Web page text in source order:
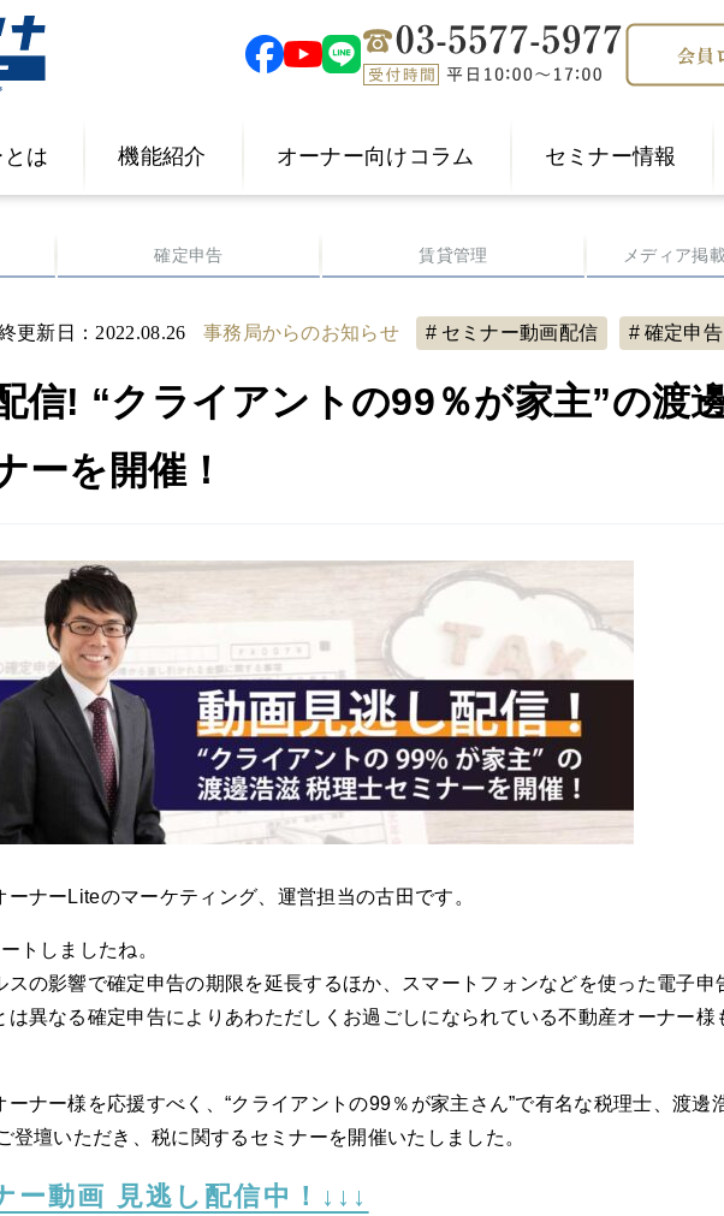
は 機能紹介 オーナー向けコラム セミナー情報
確定申告 賃貸管理 メディア掲
更新日：2022.08.26 事務局からのお知らせ セミナー動画配信 確定申告
信! “クライアントの99％が家主”の渡
ーを開催！
ナーLiteのマーケティング、運営担当の古田です。
トしましたね。
スの影響で確定申告の期限を延長するほか、スマートフォンなどを使った電子申
は異なる確定申告によりあわただしくお過ごしになられている不動産オーナー様
ナー様を応援すべく、“クライアントの99％が家主さん”で有名な税理士、渡邊
登壇いただき、税に関するセミナーを開催いたしました。
ー動画 見逃し配信中！↓↓↓